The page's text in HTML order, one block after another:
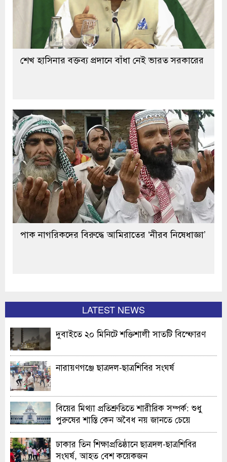
শেখ হাসিনার বক্তব্য প্রদানে বাঁধা নেই ভারত সরকারের
পাক নাগরিকদের বিরুদ্ধে আমিরাতের ‘নীরব নিষেধাজ্ঞা’
LATEST NEWS
দুবাইতে ২০ মিনিটে শক্তিশালী সাতটি বিস্ফোরণ
নারায়ণগঞ্জে ছাত্রদল-ছাত্রশিবির সংঘর্ষ
বিয়ের মিথ্যা প্রতিশ্রুতিতে শারীরিক সম্পর্ক: শুধু
পুরুষের শাস্তি কেন অবৈধ নয় জানতে চেয়ে
হাইকোর্টের রুল
ঢাকার তিন শিক্ষাপ্রতিষ্ঠানে ছাত্রদল-ছাত্রশিবির
সংঘর্ষ, আহত বেশ কয়েকজন